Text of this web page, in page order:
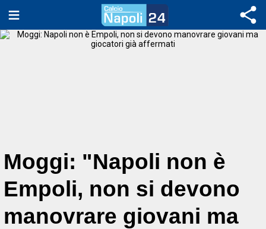
Moggi: "Napoli non è
Empoli, non si devono
manovrare giovani ma